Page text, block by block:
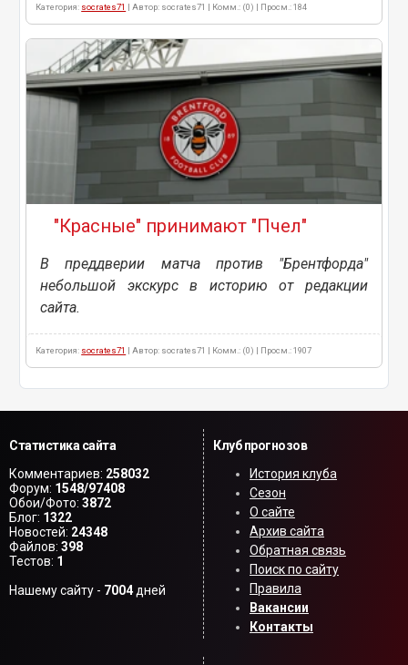
Категория: socrates71 | Автор: socrates71 | Комм.: (0) | Просм.: 184
"Красные" принимают "Пчел"
В преддверии матча против "Брентфорда"
небольшой экскурс в историю от редакции
сайта.
Категория: socrates71 | Автор: socrates71 | Комм.: (0) | Просм.: 1907
Статистика сайта
Комментариев: 258032
Форум: 1548/97408
Обои/Фото: 3872
Блог: 1322
Новостей: 24348
Файлов: 398
Тестов: 1
Нашему сайту - 7004дней
Клуб прогнозов
История клуба
Сезон
О сайте
Архив сайта
Обратная связь
Поиск по сайту
Правила
Вакансии
Контакты